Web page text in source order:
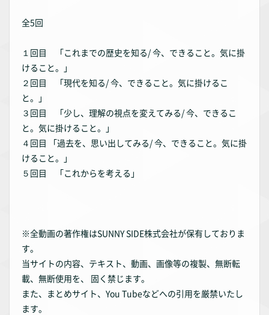
全5回
１回目 「これまでの歴史を知る/ 今、できること。気に掛
けること。」
２回目 「現代を知る/ 今、できること。気に掛けるこ
と。」
３回目 「少し、理解の視点を変えてみる/ 今、できるこ
と。気に掛けること。」
４回目 「過去を、思い出してみる/ 今、できること。気に掛
けること。」
５回目 「これからを考える」
※全動画の著作権はSUNNY SIDE株式会社が保有しておりま
す。
当サイトの内容、テキスト、動画、画像等の複製、無断転
載、無断使用を、 固く禁じます。
また、まとめサイト、You Tubeなどへの引用を厳禁いたし
ます。